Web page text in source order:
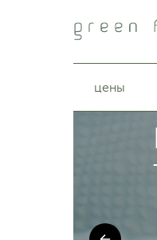
цены